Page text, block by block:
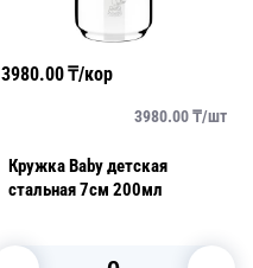
3980.00₸/кор
3980.00₸/шт
Кружка Baby детская
стальная 7см 200мл